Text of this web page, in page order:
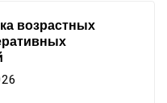
возрастных